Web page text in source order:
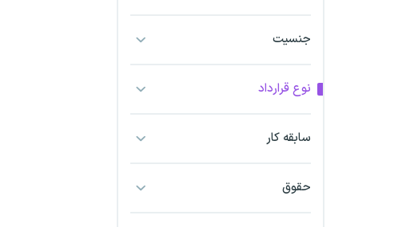
اراک
اردبیل
جنسیت
نوع قرارداد
سابقه کار
حقوق